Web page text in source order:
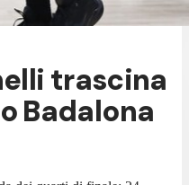
trascina
Badalona